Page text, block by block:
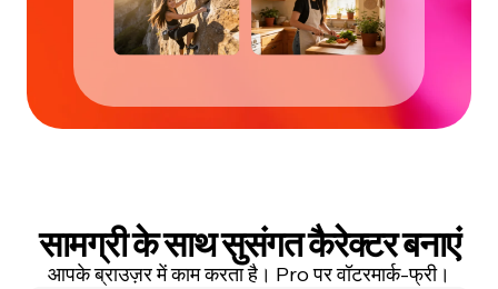
सामग्री के साथ सुसंगत कैरेक्टर बनाएं
आपके ब्राउज़र में काम करता है। Pro पर वॉटरमार्क-फ्री।